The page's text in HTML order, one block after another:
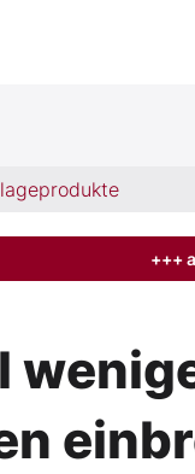
BÖRSE ONLINE
+++